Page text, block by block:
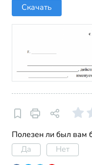
Скачать
Полезен ли был вам
Да
Нет